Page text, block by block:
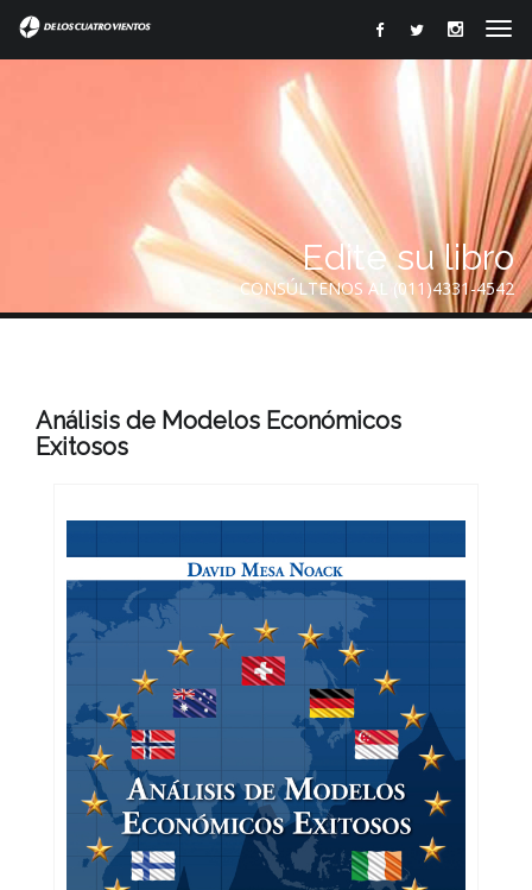
Edite su libro
CONSÚLTENOS AL (011)4331-4542
Análisis de Modelos Económicos
Exitosos